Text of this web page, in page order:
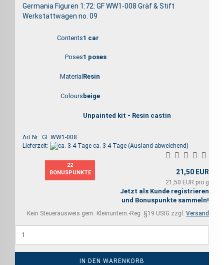
Germania Figuren 1:72: GF WW1-008 Gräf & Stift
Werkstattwagen no. 09
Contents1 car
Poses1 poses
MaterialResin
Coloursbeige
Unpainted kit - Resin castin
Art.Nr.: GF WW1-008
Lieferzeit:
ca. 3-4 Tage (Ausland abweichend)
22
BONUSPUNKTE
21,50 EUR
21,50 EUR pro g
Jetzt als Kunde registrieren
und Bonuspunkte sammeln!
Kein Steuerausweis gem. Kleinuntern.-Reg. §19 UStG zzgl. Versand
IN DEN WARENKORB